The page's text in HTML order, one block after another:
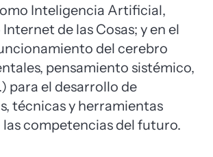
Inteligencia Artificial,
de las Cosas; y en el
del cerebro
pensamiento sistémico,
para el desarrollo de
técnicas y herramientas
las competencias del futuro.